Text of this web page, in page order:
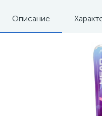
Описание